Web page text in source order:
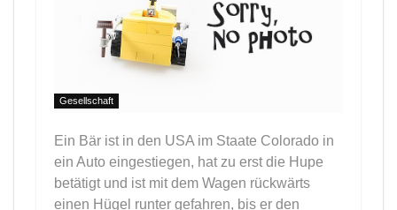
Gesellschaft
Ein Bär ist in den USA im Staate Colorado in
ein Auto eingestiegen, hat zu erst die Hupe
betätigt und ist mit dem Wagen rückwärts
einen Hügel runter gefahren, bis er den